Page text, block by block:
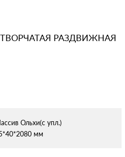
РАЗДВИЖНАЯ
Ольхи(с упл.)
мм
с условиями